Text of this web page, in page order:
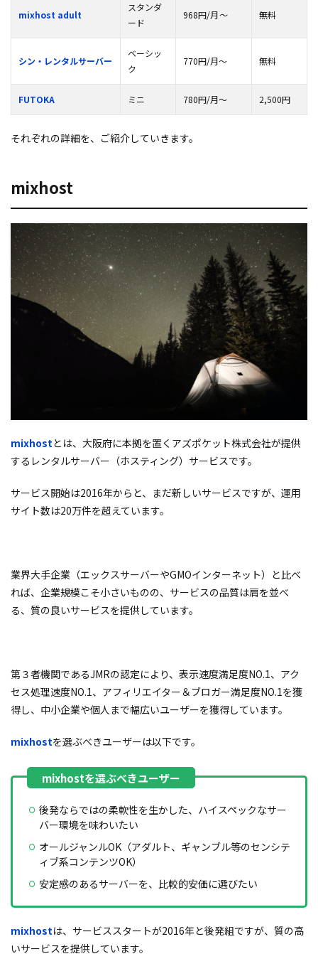
mixhost adult
スタンダ
ード
968円/月～ 無料
シン・レンタルサーバー
ベーシッ
ク
770円/月～ 無料
FUTOKA ミニ 780円/月～ 2,500円
それぞれの詳細を、ご紹介していきます。
mixhost
mixhostとは、大阪府に本拠を置くアズポケット株式会社が提供
するレンタルサーバー（ホスティング）サービスです。
サービス開始は2016年からと、まだ新しいサービスですが、運用
サイト数は20万件を超えています。
業界大手企業（エックスサーバーやGMOインターネット）と比べ
れば、企業規模こそ小さいものの、サービスの品質は肩を並べ
る、質の良いサービスを提供しています。
第３者機関であるJMRの認定により、表示速度満足度NO.1、アク
セス処理速度NO.1、アフィリエイター＆ブロガー満足度NO.1を獲
得し、中小企業や個人まで幅広いユーザーを獲得しています。
mixhostを選ぶべきユーザーは以下です。
後発ならではの柔軟性を生かした、ハイスペックなサー
バー環境を味わいたい
オールジャンルOK（アダルト、ギャンブル等のセンシテ
ィブ系コンテンツOK）
安定感のあるサーバーを、比較的安価に選びたい
mixhostは、サービススタートが2016年と後発組ですが、質の高
いサービスを提供しています。